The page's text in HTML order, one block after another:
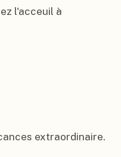
l'acceuil à
extraordinaire.